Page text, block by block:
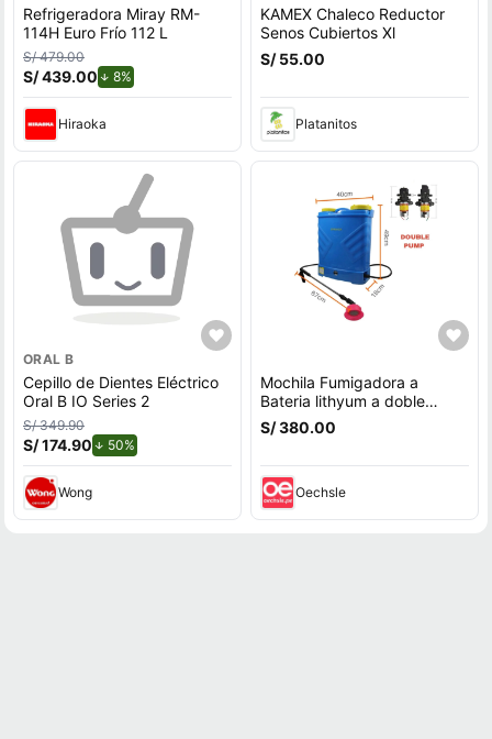
Refrigeradora Miray RM-
114H Euro Frío 112 L
S/ 479.00
S/ 439.00 8%
Hiraoka
KAMEX Chaleco Reductor
Senos Cubiertos Xl
S/ 55.00
Platanitos
ORAL B
Cepillo de Dientes Eléctrico
Oral B IO Series 2
S/ 349.90
S/ 174.90 50%
Wong
Mochila Fumigadora a
Bateria lithyum a doble
bomba
S/ 380.00
Oechsle